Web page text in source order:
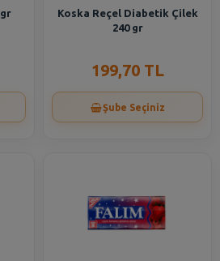
Koska Reçel Diabetik Çilek
240 gr
199,70 TL
Şube Seçiniz